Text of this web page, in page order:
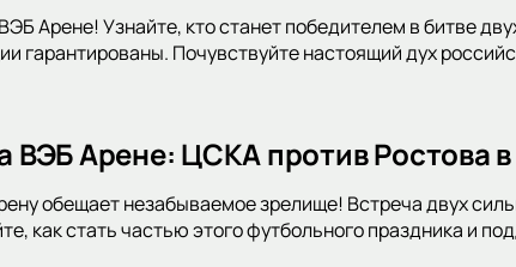
Арене! Узнайте, кто станет победителем в битве
гарантированы. Почувствуйте настоящий дух
ВЭБ Арене: ЦСКА против Ростова
обещает незабываемое зрелище! Встреча двух
как стать частью этого футбольного праздника и